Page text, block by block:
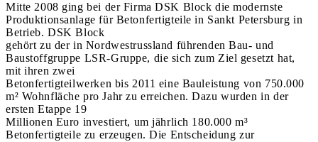
Mitte 2008 ging bei der Firma DSK Block die modernste
Produktionsanlage für Betonfertigteile in Sankt Petersburg in
Betrieb. DSK Block
gehört zu der in Nordwestrussland führenden Bau- und
Baustoffgruppe LSR-Gruppe, die sich zum Ziel gesetzt hat,
mit ihren zwei
Betonfertigteilwerken bis 2011 eine Bauleistung von 750.000
m² Wohnfläche pro Jahr zu erreichen. Dazu wurden in der
ersten Etappe 19
Millionen Euro investiert, um jährlich 180.000 m³
Betonfertigteile zu erzeugen. Die Entscheidung zur